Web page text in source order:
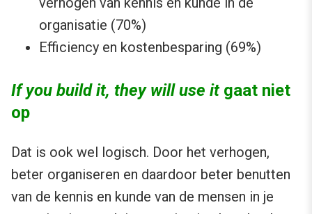
organisatie (70%)
Efficiency en kostenbesparing (69%)
If you build it, they will use itgaat niet
op
Dat is ook wel logisch. Door het verhogen,
beter organiseren en daardoor beter benutten
van de kennis en kunde van de mensen in je